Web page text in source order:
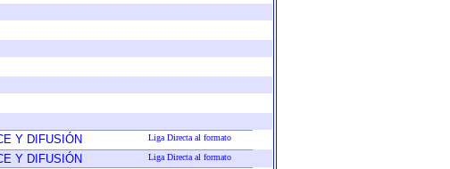
Y DIFUSIÓN Liga Directa al formato
Y DIFUSIÓN Liga Directa al formato